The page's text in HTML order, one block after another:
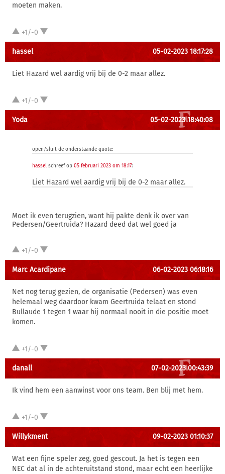
moeten maken.
+1/-0
hassel 05-02-2023 18:17:28
Liet Hazard wel aardig vrij bij de 0-2 maar allez.
+1/-0
Yoda 05-02-2023 18:40:08
open/sluit de onderstaande quote:
hassel schreef op 05 februari 2023 om 18:17:
Liet Hazard wel aardig vrij bij de 0-2 maar allez.
Moet ik even terugzien, want hij pakte denk ik over van
Pedersen/Geertruida? Hazard deed dat wel goed ja
+1/-0
Marc Acardipane 06-02-2023 06:18:16
Net nog terug gezien, de organisatie (Pedersen) was even
helemaal weg daardoor kwam Geertruida telaat en stond
Bullaude 1 tegen 1 waar hij normaal nooit in die positie moet
komen.
+1/-0
danall 07-02-2023 00:43:39
Ik vind hem een aanwinst voor ons team. Ben blij met hem.
+1/-0
Willykment 09-02-2023 01:10:37
Wat een fijne speler zeg, goed gescout. Ja het is tegen een
NEC dat al in de achteruitstand stond, maar echt een heerlijke